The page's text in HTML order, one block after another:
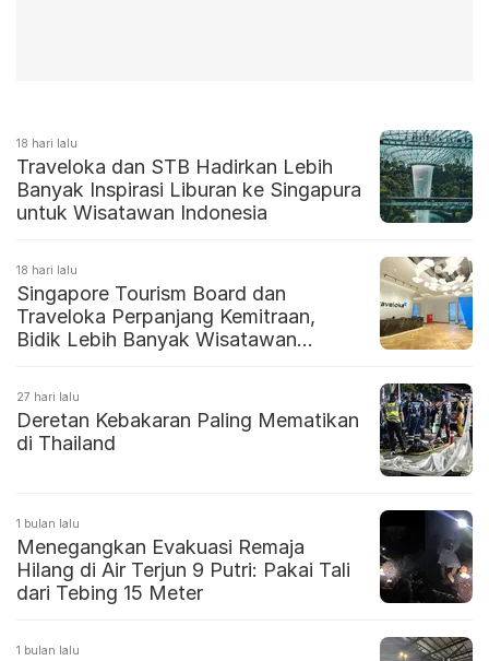
18 hari lalu
Traveloka dan STB Hadirkan Lebih
Banyak Inspirasi Liburan ke Singapura
untuk Wisatawan Indonesia
18 hari lalu
Singapore Tourism Board dan
Traveloka Perpanjang Kemitraan,
Bidik Lebih Banyak Wisatawan
27 hari lalu
Deretan Kebakaran Paling Mematikan
di Thailand
1 bulan lalu
Menegangkan Evakuasi Remaja
Hilang di Air Terjun 9 Putri: Pakai Tali
dari Tebing 15 Meter
1 bulan lalu